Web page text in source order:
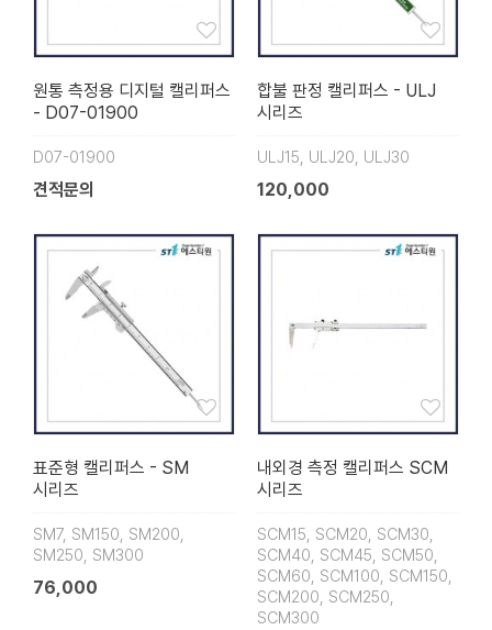
원통 측정용 디지털 캘리퍼스
- D07-01900
D07-01900
견적문의
합불 판정 캘리퍼스 - ULJ
시리즈
ULJ15, ULJ20, ULJ30
120,000
표준형 캘리퍼스 - SM
시리즈
SM7, SM150, SM200,
SM250, SM300
76,000
내외경 측정 캘리퍼스 SCM
시리즈
SCM15, SCM20, SCM30,
SCM40, SCM45, SCM50,
SCM60, SCM100, SCM150,
SCM200, SCM250,
SCM300